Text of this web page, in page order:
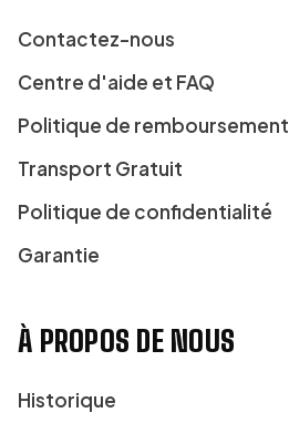
Contactez-nous
Centre d'aide et FAQ
Politique de remboursement
Transport Gratuit
Politique de confidentialité
Garantie
À PROPOS DE NOUS
Historique